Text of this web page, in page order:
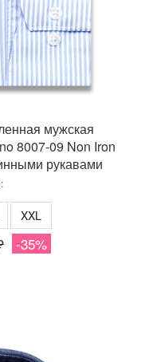
мужская
8007-09 Non Iron
рукавами
XXL
-35%